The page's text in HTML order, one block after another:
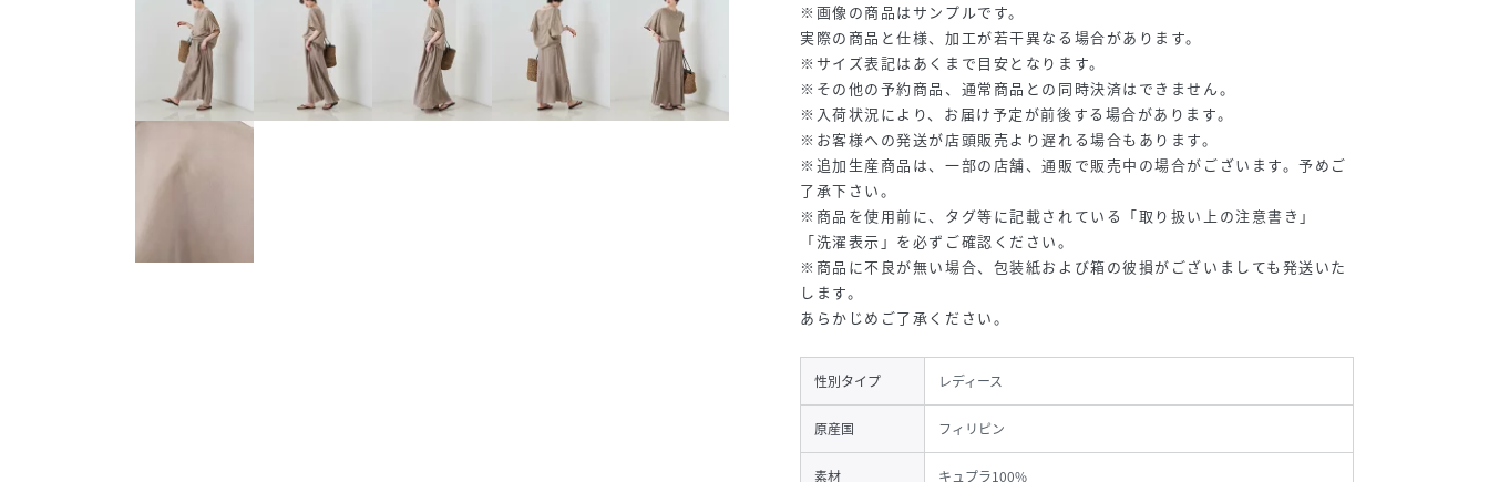
※画像の商品はサンプルです。
実際の商品と仕様、加工が若干異なる場合があります。
※サイズ表記はあくまで目安となります。
※その他の予約商品、通常商品との同時決済はできません。
※入荷状況により、お届け予定が前後する場合があります。
※お客様への発送が店頭販売より遅れる場合もあります。
※追加生産商品は、一部の店舗、通販で販売中の場合がございます。予めご
了承下さい。
※商品を使用前に、タグ等に記載されている「取り扱い上の注意書き」
「洗濯表示」を必ずご確認ください。
※商品に不良が無い場合、包装紙および箱の彼損がございましても発送いた
します。
あらかじめご了承ください。
性別タイプ レディース
原産国 フィリピン
素材 キュプラ100%